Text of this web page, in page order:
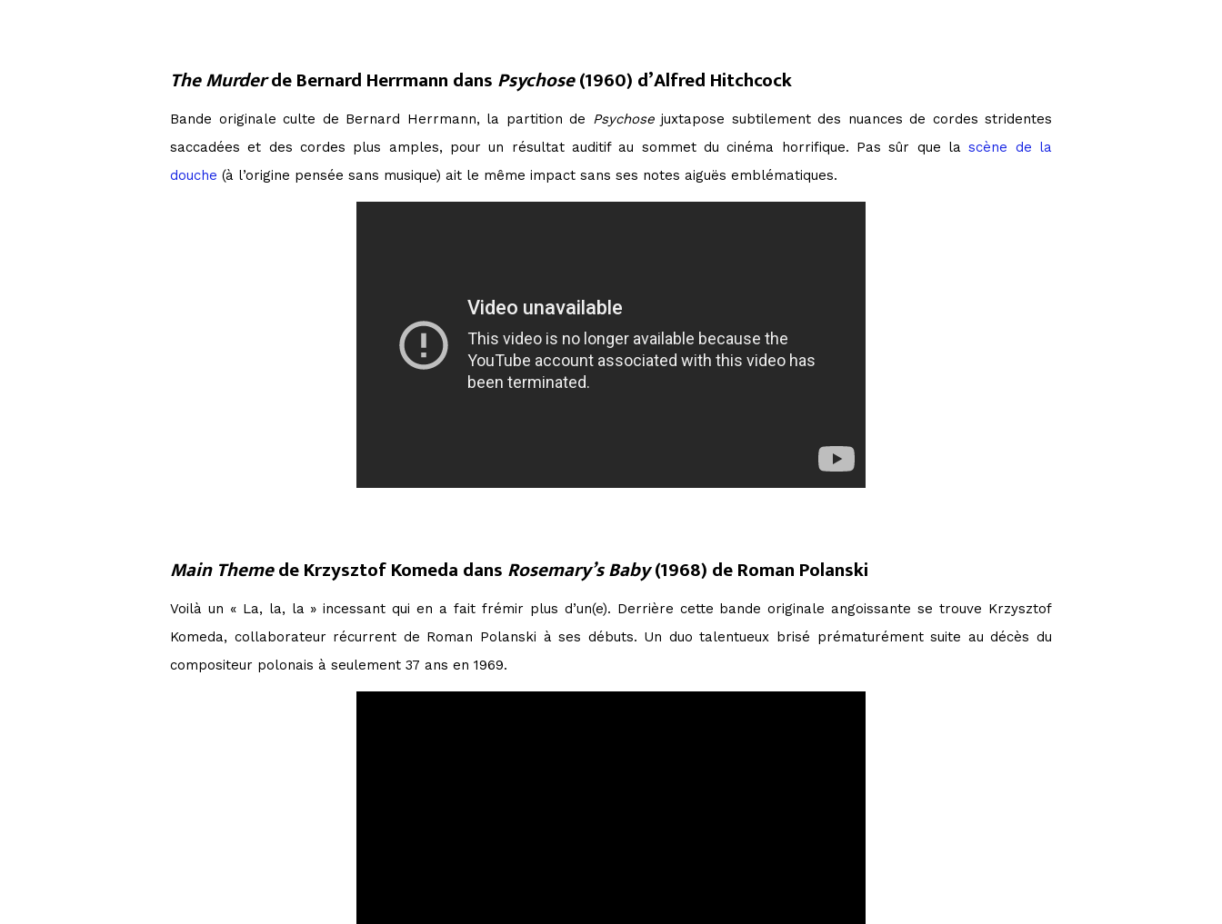
The Murderde Bernard Herrmann dans Psychose(1960) d’Alfred Hitchcock
Bande originale culte de Bernard Herrmann, la partition de Psychosejuxtapose subtilement des nuances de cordes stridentes
saccadées et des cordes plus amples, pour un résultat auditif au sommet du cinéma horrifique. Pas sûr que lascène de la
douche (à l’origine pensée sans musique) ait le même impact sans ses notes aiguës emblématiques.
Main Themede Krzysztof Komeda dans Rosemary’s Baby(1968) de Roman Polanski
Voilà un « La, la, la » incessant qui en a fait frémir plus d’un(e). Derrière cette bande originale angoissante se trouve Krzysztof
Komeda, collaborateur récurrent de Roman Polanski à ses débuts. Un duo talentueux brisé prématurément suite au décès du
compositeur polonais à seulement 37 ans en 1969.